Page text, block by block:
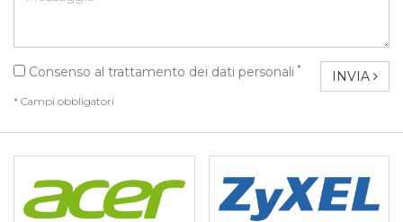
Consenso al trattamento dei dati personali * INVIA
* Campi obbligatori